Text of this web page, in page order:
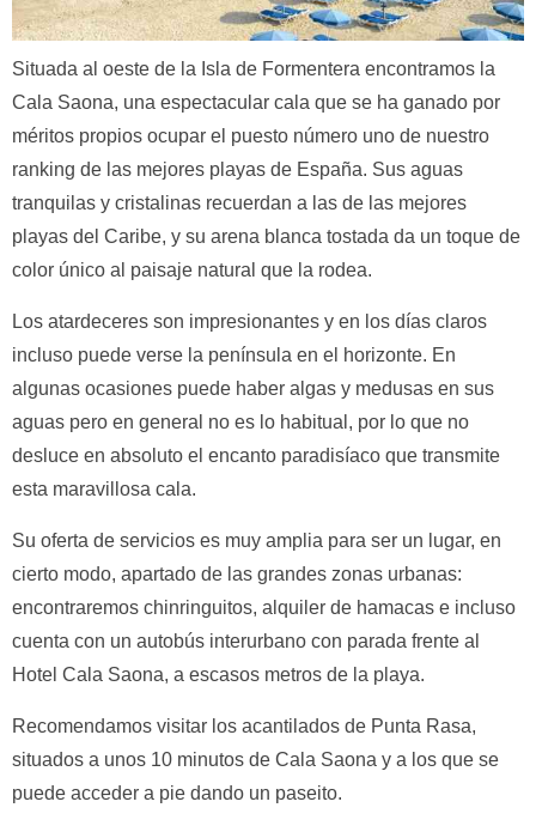
Situada al oeste de la Isla de Formentera encontramos la
Cala Saona, una espectacular cala que se ha ganado por
méritos propios ocupar el puesto número uno de nuestro
ranking de las mejores playas de España. Sus aguas
tranquilas y cristalinas recuerdan a las de las mejores
playas del Caribe, y su arena blanca tostada da un toque de
color único al paisaje natural que la rodea.
Los atardeceres son impresionantes y en los días claros
incluso puede verse la península en el horizonte. En
algunas ocasiones puede haber algas y medusas en sus
aguas pero en general no es lo habitual, por lo que no
desluce en absoluto el encanto paradisíaco que transmite
esta maravillosa cala.
Su oferta de servicios es muy amplia para ser un lugar, en
cierto modo, apartado de las grandes zonas urbanas:
encontraremos chinringuitos, alquiler de hamacas e incluso
cuenta con un autobús interurbano con parada frente al
Hotel Cala Saona, a escasos metros de la playa.
Recomendamos visitar los acantilados de Punta Rasa,
situados a unos 10 minutos de Cala Saona y a los que se
puede acceder a pie dando un paseito.